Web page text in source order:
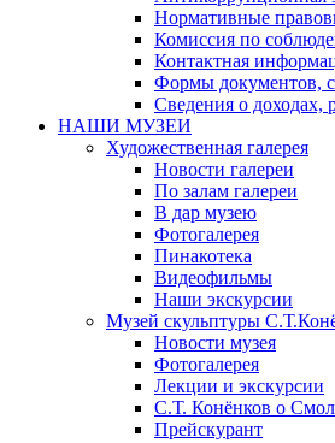
Нормативные
Комиссия по
Контактная
Формы документов,
Сведения о доходах,
НАШИ МУЗЕИ
Художественная галерея
Новости галереи
По залам галереи
В дар музею
Фотогалерея
Пинакотека
Видеофильмы
Наши экскурсии
Музей скульптуры
Новости музея
Фотогалерея
Лекции и экскурсии
С.Т. Конёнков о
Прейскурант